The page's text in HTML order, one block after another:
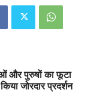
और पुरुषों का फूटा
जोरदार प्रदर्शन